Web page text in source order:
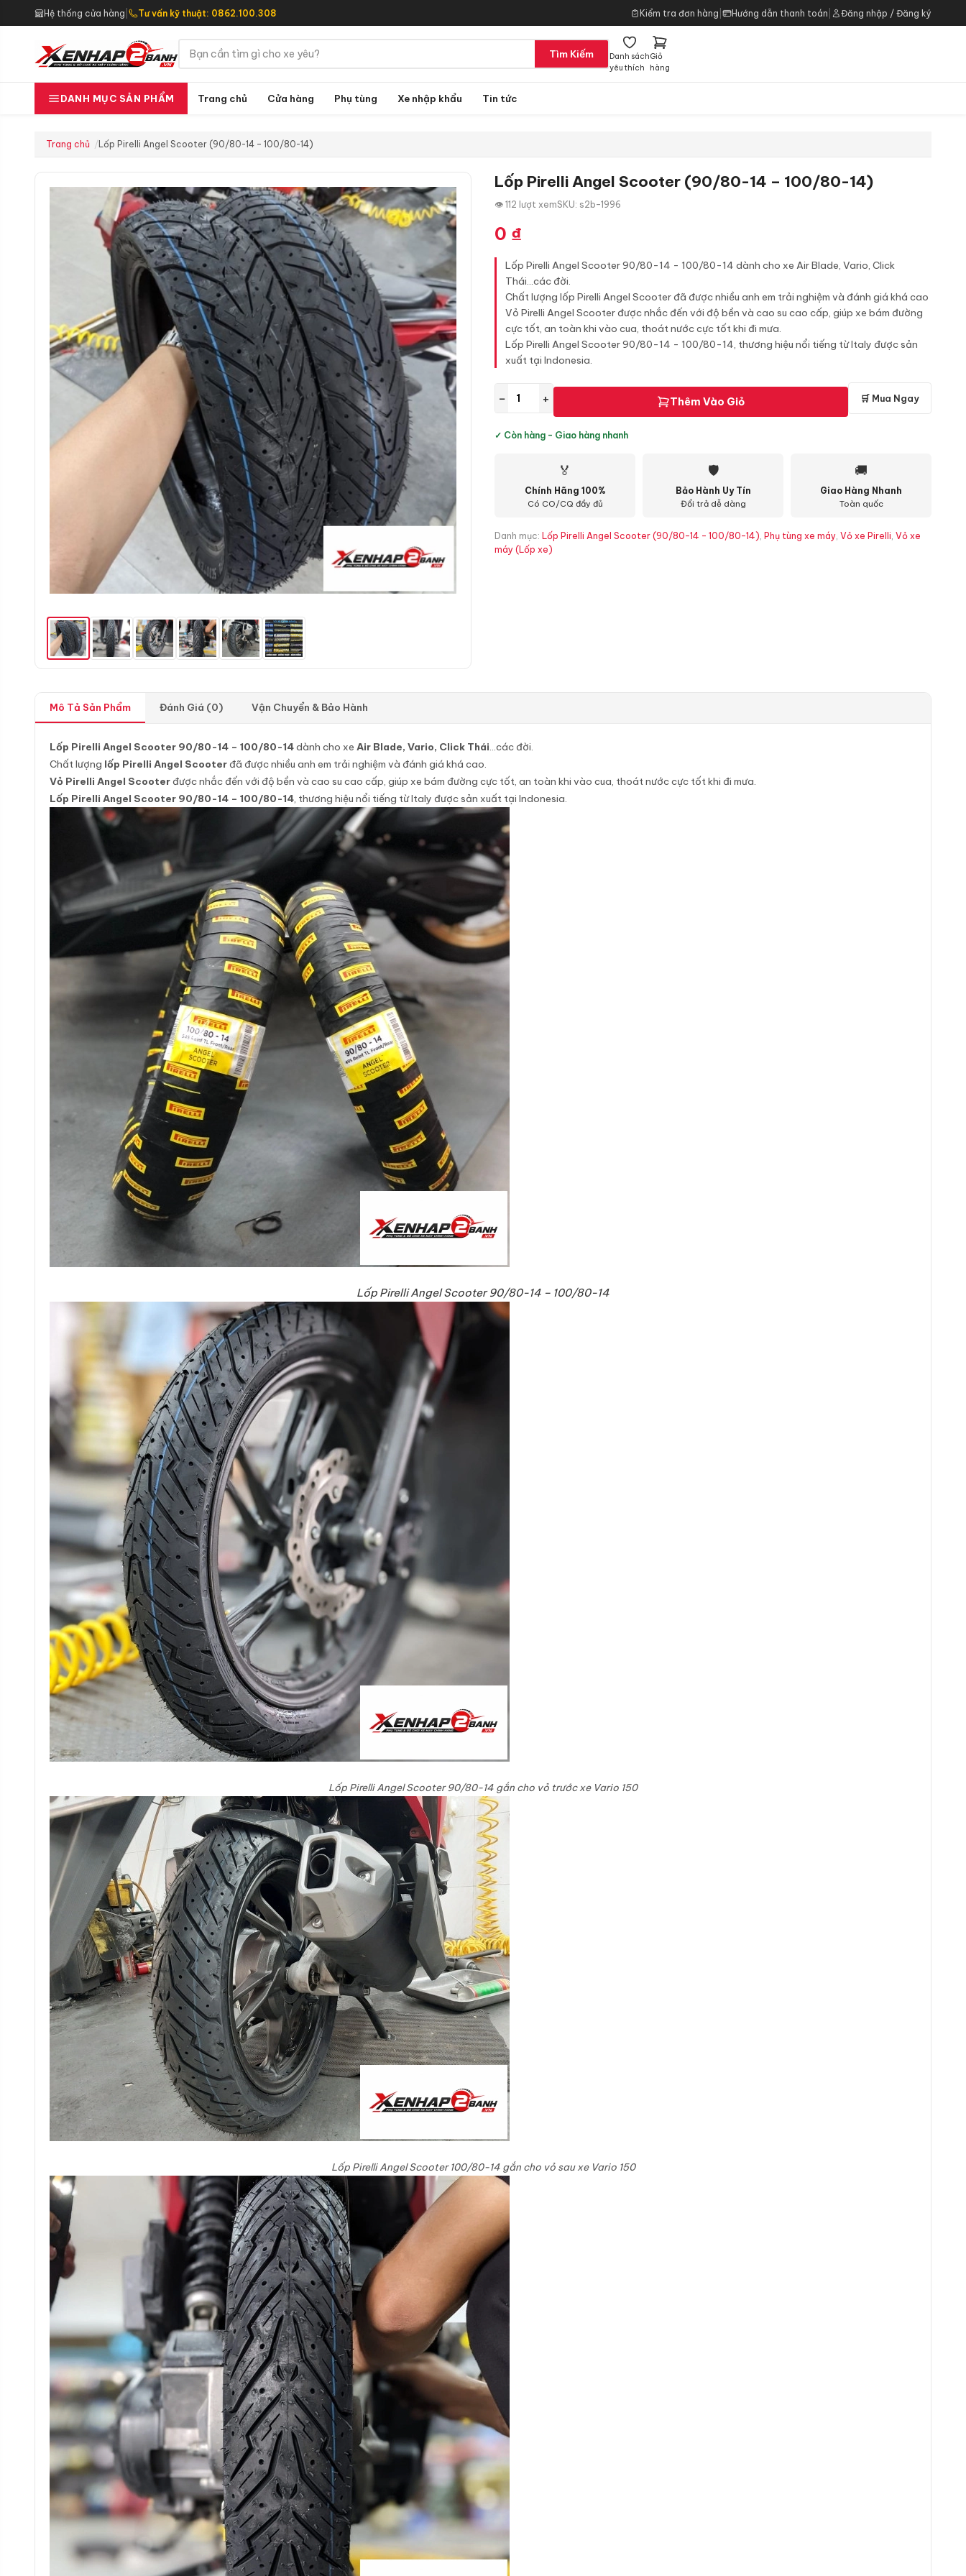
Hệ thống cửa hàng Tư vấn kỹ thuật: 0862.100.308 Kiểm tra đơn hàng Hướng dẫn thanh toán Đăng nhập / Đăng ký
Tìm Kiếm
Danh sách
yêu thích
Giỏ
hàng
DANH MỤC SẢN PHẨM Trang chủ Cửa hàng Phụ tùng Xe nhập khẩu Tin tức
Trang chủ Lốp Pirelli Angel Scooter (90/80-14 – 100/80-14)
Lốp Pirelli Angel Scooter (90/80-14 – 100/80-14)
👁 112 lượt xemSKU: s2b-1996
0 ₫
Lốp Pirelli Angel Scooter 90/80-14 - 100/80-14 dành cho xe Air Blade, Vario, Click
Thái...các đời.
Chất lượng lốp Pirelli Angel Scooter đã được nhiều anh em trải nghiệm và đánh giá khá cao
Vỏ Pirelli Angel Scooter được nhắc đến với độ bền và cao su cao cấp, giúp xe bám đường
cực tốt, an toàn khi vào cua, thoát nước cực tốt khi đi mưa.
Lốp Pirelli Angel Scooter 90/80-14 - 100/80-14, thương hiệu nổi tiếng từ Italy được sản
xuất tại Indonesia.
− + Thêm Vào Giỏ 🛒 Mua Ngay
✓ Còn hàng - Giao hàng nhanh
🏅
Chính Hãng 100%
Có CO/CQ đầy đủ
🛡
Bảo Hành Uy Tín
Đổi trả dễ dàng
🚚
Giao Hàng Nhanh
Toàn quốc
Danh mục: Lốp Pirelli Angel Scooter (90/80-14 - 100/80-14), Phụ tùng xe máy, Vỏ xe Pirelli, Vỏ xe
máy (Lốp xe)
Mô Tả Sản Phẩm Đánh Giá (0) Vận Chuyển & Bảo Hành
Lốp Pirelli Angel Scooter 90/80-14 – 100/80-14dành cho xe Air Blade, Vario, Click Thái…các đời.
Chất lượng lốp Pirelli Angel Scooterđã được nhiều anh em trải nghiệm và đánh giá khá cao.
Vỏ Pirelli Angel Scooterđược nhắc đến với độ bền và cao su cao cấp, giúp xe bám đường cực tốt, an toàn khi vào cua, thoát nước cực tốt khi đi mưa.
Lốp Pirelli Angel Scooter 90/80-14 – 100/80-14, thương hiệu nổi tiếng từ Italy được sản xuất tại Indonesia.
Lốp Pirelli Angel Scooter 90/80-14 – 100/80-14
Lốp Pirelli Angel Scooter 90/80-14 gắn cho vỏ trước xe Vario 150
Lốp Pirelli Angel Scooter 100/80-14 gắn cho vỏ sau xe Vario 150